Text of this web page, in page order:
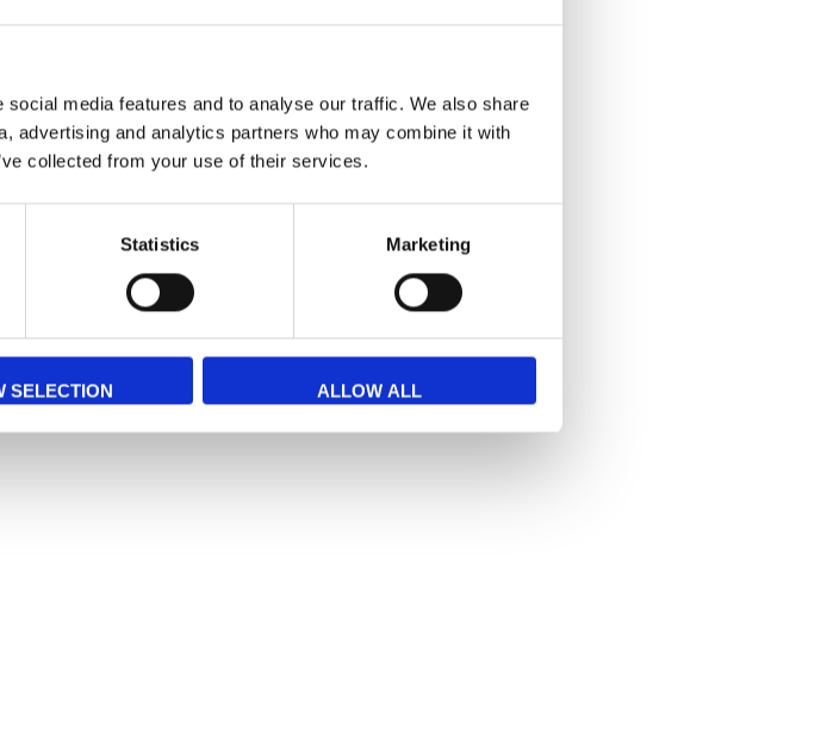
media features and to analyse our traffic. We also share
advertising and analytics partners who may combine it with
collected from your use of their services.
Statistics Marketing
SELECTION ALLOW ALL